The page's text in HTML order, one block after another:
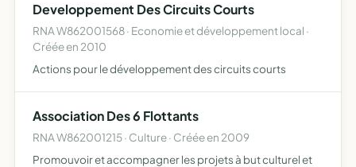
Developpement Des Circuits Courts
RNA W862001568 · Economie et développement local ·
Créée en 2010
Actions pour le développement des circuits courts
Association Des 6 Flottants
RNA W862001215 · Culture · Créée en 2009
Promouvoir et accompagner les projets à but culturel et